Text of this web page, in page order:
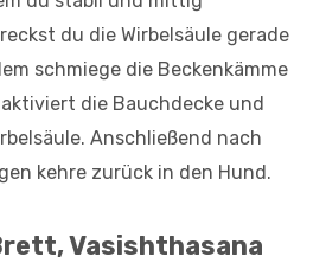
du die Wirbelsäule gerade
schmiege die Beckenkämme
die Bauchdecke und
Anschließend nach
kehre zurück in den Hund.
Vasishthasana